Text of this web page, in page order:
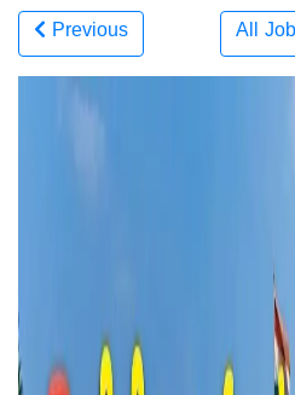
Previous All